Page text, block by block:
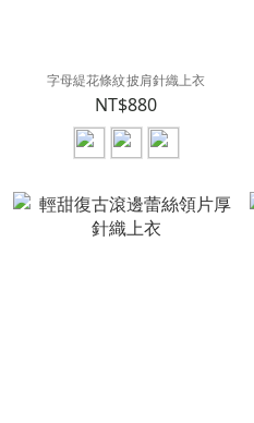
字母緹花條紋披肩針織上衣
NT$880